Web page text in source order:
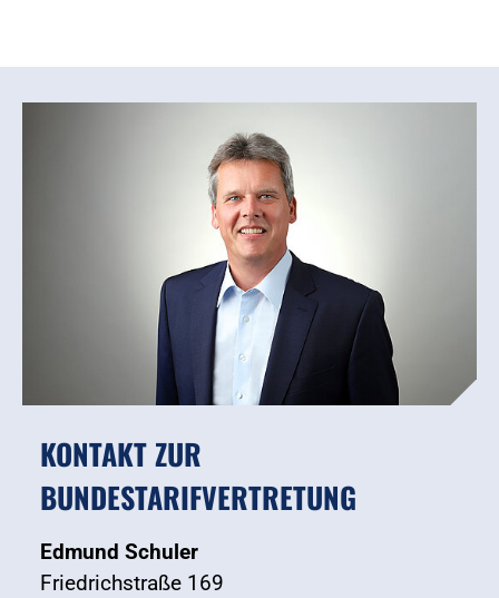
KONTAKT ZUR
BUNDESTARIFVERTRETUNG
Edmund Schuler
Friedrichstraße 169